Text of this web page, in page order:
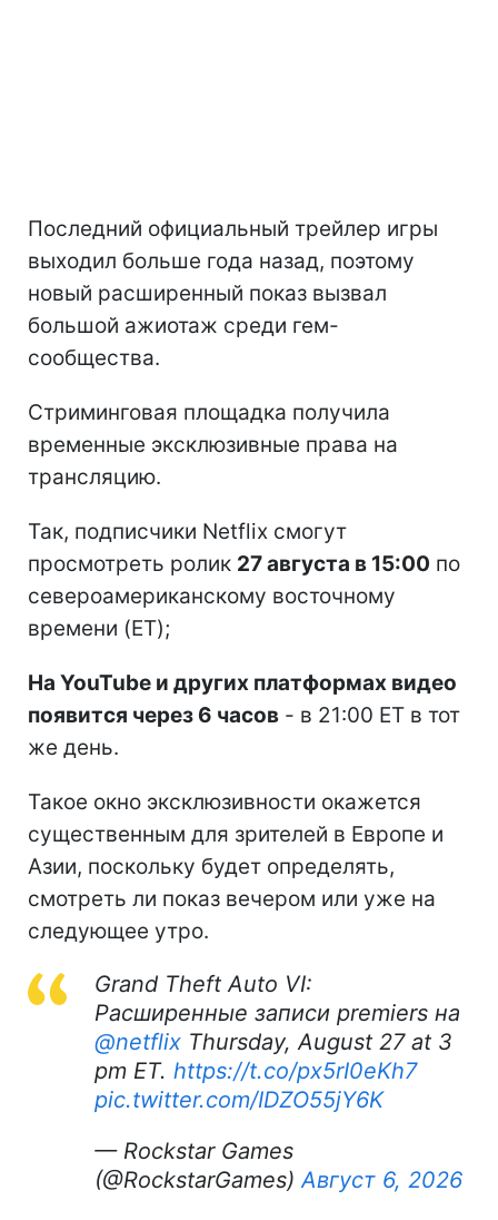
Последний официальный трейлер игры
выходил больше года назад, поэтому
новый расширенный показ вызвал
большой ажиотаж среди гем-
сообщества.
Стриминговая площадка получила
временные эксклюзивные права на
трансляцию.
Так, подписчики Netflix смогут
просмотреть ролик 27 августа в 15:00 по
североамериканскому восточному
времени (ET);
На YouTube и других платформах видео
появится через 6 часов - в 21:00 ET в тот
же день.
Такое окно эксклюзивности окажется
существенным для зрителей в Европе и
Азии, поскольку будет определять,
смотреть ли показ вечером или уже на
следующее утро.
Grand Theft Auto VI:
Расширенные записи premiers на
@netflix Thursday, August 27 at 3
pm ET. https://t.co/px5rI0eKh7
pic.twitter.com/IDZO55jY6K
— Rockstar Games
(@RockstarGames) Август 6, 2026